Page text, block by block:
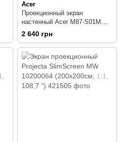
Acer
Проекционный экран
настенный Acer M87-S01MW
JZ.J7400.002 (174x174 см, 1:1,
2 640 грн